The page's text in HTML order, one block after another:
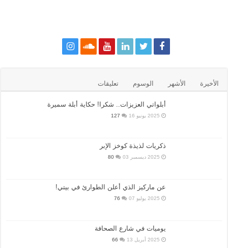
الأخيرة الأشهر الوسوم تعليقات
أبلواتي العزيزات.. شكرا! حكاية أبلة سميرة
2025 يونيو 16 127
ذكريات لذيذة كوخز الإبر
2025 ديسمبر 03 80
عن ماركيز الذي أعلن الطوارئ في بيتي!
2025 يوليو 07 76
يوميات في شارع الصحافة
2025 أبريل 13 66